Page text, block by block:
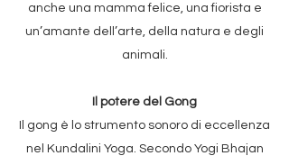
anche una mamma felice, una fiorista e
un’amante dell’arte, della natura e degli
animali.
Il potere del Gong
Il gong è lo strumento sonoro di eccellenza
nel Kundalini Yoga. Secondo Yogi Bhajan